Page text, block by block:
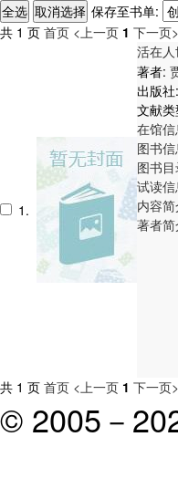
保存至书单:
共 1 页 首页 <上一页 1 下一页>
1.
活在
著者:
出版社:
文献类
在馆信
图书
图书
试读信
内容简
著者简
共 1 页 首页 <上一页 1 下一页>
© 2005－